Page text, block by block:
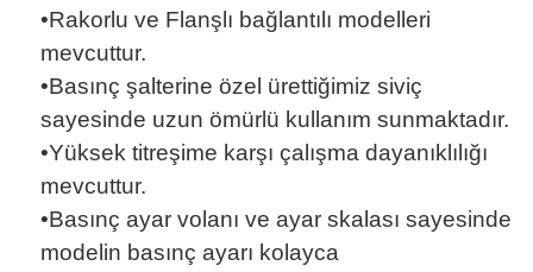
•Rakorlu ve Flanşlı bağlantılı modelleri
mevcuttur.
•Basınç şalterine özel ürettiğimiz siviç
sayesinde uzun ömürlü kullanım sunmaktadır.
•Yüksek titreşime karşı çalışma dayanıklılığı
mevcuttur.
•Basınç ayar volanı ve ayar skalası sayesinde
modelin basınç ayarı kolayca